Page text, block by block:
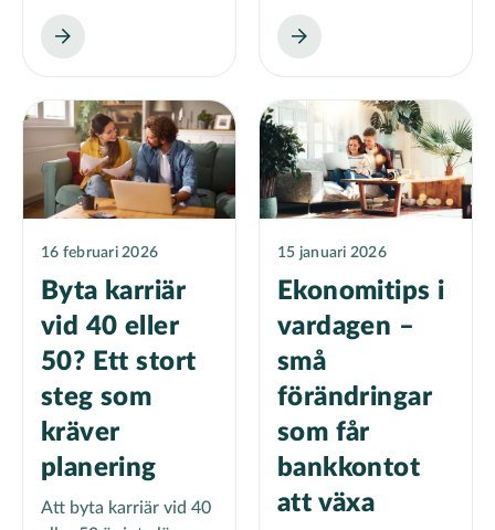
16 februari 2026
Byta karriär
vid 40 eller
50? Ett stort
steg som
kräver
planering
Att byta karriär vid 40
15 januari 2026
Ekonomitips i
vardagen –
små
förändringar
som får
bankkontot
att växa